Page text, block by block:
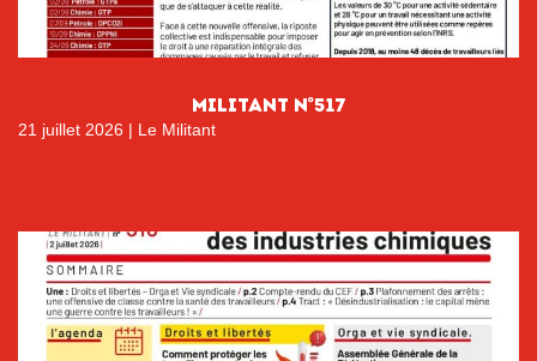
MILITANT N°517
21 juillet 2026 | Le Militant